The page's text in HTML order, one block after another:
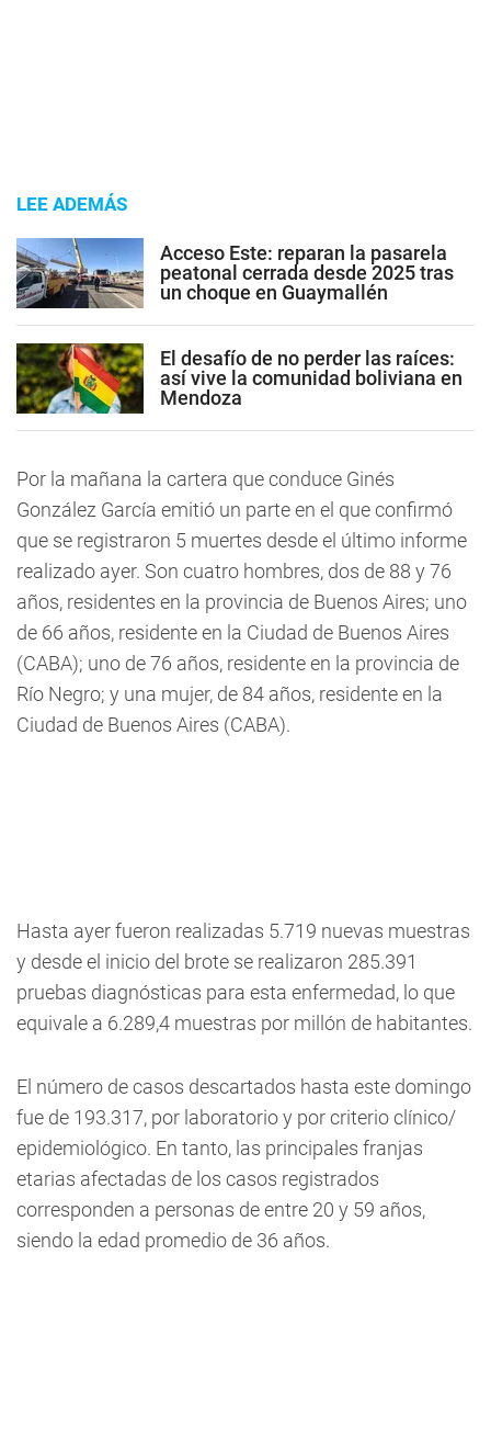
LEE ADEMÁS
Acceso Este: reparan la pasarela
peatonal cerrada desde 2025 tras
un choque en Guaymallén
El desafío de no perder las raíces:
así vive la comunidad boliviana en
Mendoza
Por la mañana la cartera que conduce Ginés
González García emitió un parte en el que confirmó
que se registraron 5 muertes desde el último informe
realizado ayer. Son cuatro hombres, dos de 88 y 76
años, residentes en la provincia de Buenos Aires; uno
de 66 años, residente en la Ciudad de Buenos Aires
(CABA); uno de 76 años, residente en la provincia de
Río Negro; y una mujer, de 84 años, residente en la
Ciudad de Buenos Aires (CABA).
Hasta ayer fueron realizadas 5.719 nuevas muestras
y desde el inicio del brote se realizaron 285.391
pruebas diagnósticas para esta enfermedad, lo que
equivale a 6.289,4 muestras por millón de habitantes.
El número de casos descartados hasta este domingo
fue de 193.317, por laboratorio y por criterio clínico/
epidemiológico. En tanto, las principales franjas
etarias afectadas de los casos registrados
corresponden a personas de entre 20 y 59 años,
siendo la edad promedio de 36 años.